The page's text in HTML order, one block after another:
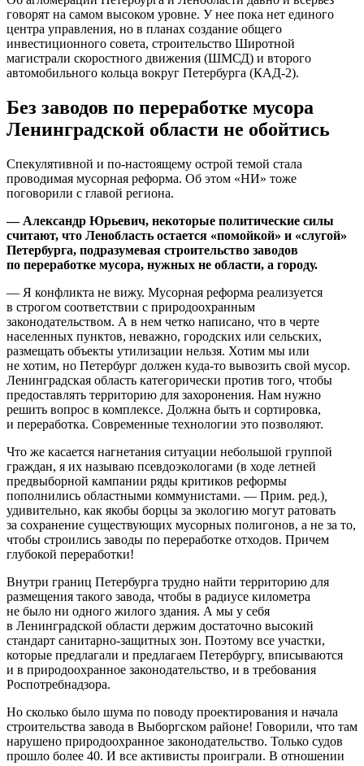
говорят на самом высоком уровне. У нее пока нет единого
центра управления, но в планах создание общего
инвестиционного совета, строительство Широтной
магистрали скоростного движения (ШМСД) и второго
автомобильного кольца вокруг Петербурга (КАД-2).
Без заводов по переработке мусора
Ленинградской области не обойтись
Спекулятивной и по-настоящему острой темой стала
проводимая мусорная реформа. Об этом «НИ» тоже
поговорили с главой региона.
— Александр Юрьевич, некоторые политические силы
считают, что Ленобласть остается «помойкой» и «слугой»
Петербурга, подразумевая строительство заводов
по переработке мусора, нужных не области, а городу.
— Я конфликта не вижу. Мусорная реформа реализуется
в строгом соответствии с природоохранным
законодательством. А в нем четко написано, что в черте
населенных пунктов, неважно, городских или сельских,
размещать объекты утилизации нельзя. Хотим мы или
не хотим, но Петербург должен куда-то вывозить свой мусор.
Ленинградская область категорически против того, чтобы
предоставлять территорию для захоронения. Нам нужно
решить вопрос в комплексе. Должна быть и сортировка,
и переработка. Современные технологии это позволяют.
Что же касается нагнетания ситуации небольшой группой
граждан, я их называю псевдоэкологами (в ходе летней
предвыборной кампании ряды критиков реформы
пополнились областными коммунистами. — Прим. ред.)
удивительно, как якобы борцы за экологию могут ратовать
за сохранение существующих мусорных полигонов, а не за то,
чтобы строились заводы по переработке отходов. Причем
глубокой переработки!
Внутри границ Петербурга трудно найти территорию для
размещения такого завода, чтобы в радиусе километра
не было ни одного жилого здания. А мы у себя
в Ленинградской области держим достаточно высокий
стандарт санитарно-защитных зон. Поэтому все участки,
которые предлагали и предлагаем Петербургу, вписываются
и в природоохранное законодательство, и в требования
Роспотребнадзора.
Но сколько было шума по поводу проектирования и начала
строительства завода в Выборгском районе! Говорили, что там
нарушено природоохранное законодательство. Только судов
прошло более 40. И все активисты проиграли. В отношении